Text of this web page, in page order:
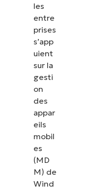
les
entre
prises
s’app
uient
sur la
gesti
on
des
appar
eils
mobil
es
(MD
M) de
Wind